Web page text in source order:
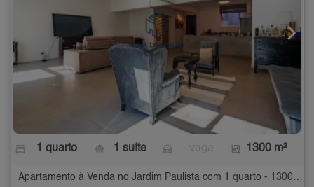
1 quarto 1 suíte 1300 m²
Apartamento à Venda no Jardim Paulista com 1 quarto - 1300 m²